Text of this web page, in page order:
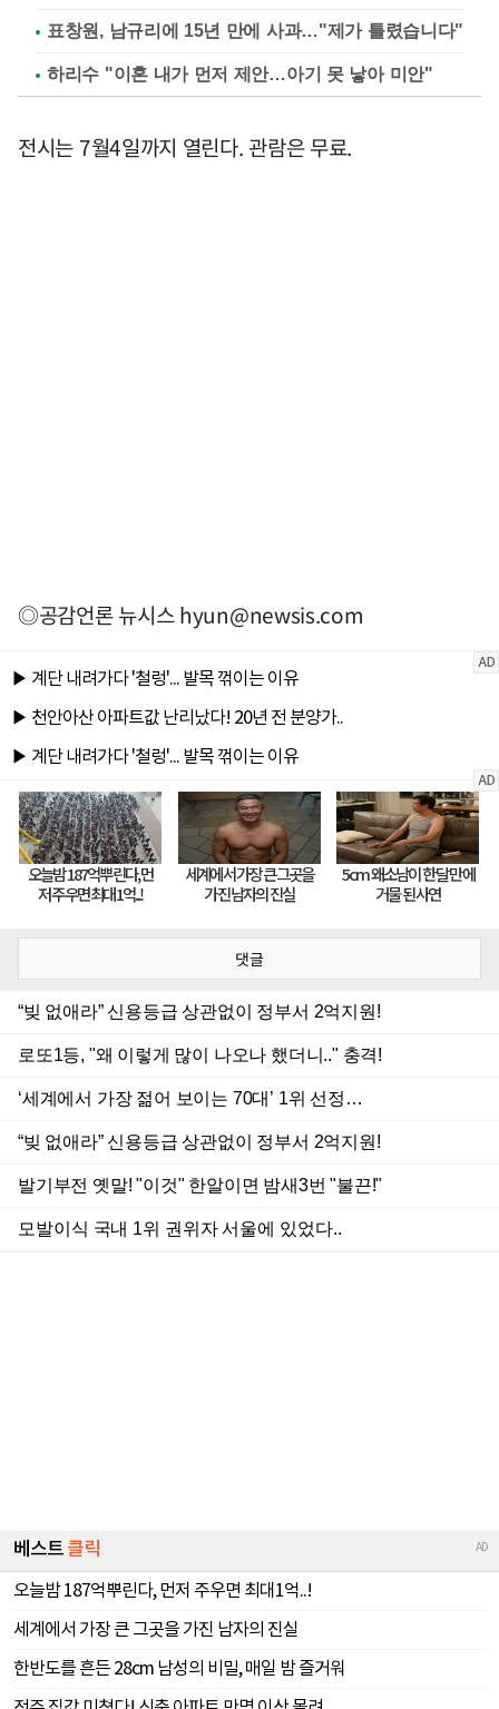
표창원, 남규리에 15년 만에 사과…"제가 틀렸습니다"
하리수 "이혼 내가 먼저 제안…아기 못 낳아 미안"
전시는 7월4일까지 열린다. 관람은 무료.
◎공감언론 뉴시스hyun@newsis.com
댓글